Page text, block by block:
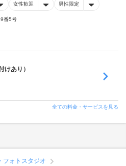
女性歓迎 男性限定
番5号
けあり）
全ての料金・サービスを見る
フォトスタジオ